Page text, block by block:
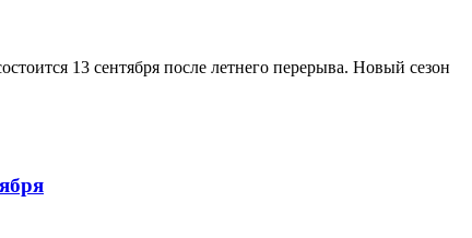
13 сентября после летнего перерыва. Новый сезон